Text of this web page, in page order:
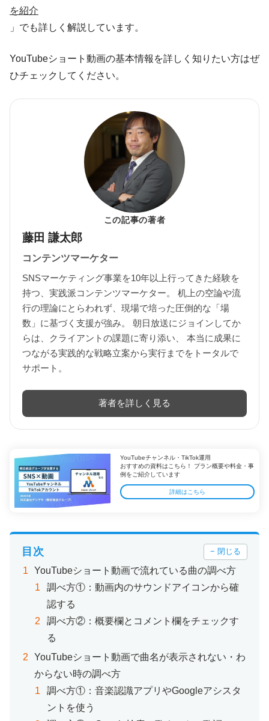
を紹介
」でも詳しく解説しています。
YouTubeショート動画の基本情報を詳しく知りたい方はぜ
ひチェックしてください。
この記事の著者
藤田 謙太郎
コンテンツマーケター
SNSマーケティング事業を10年以上行ってきた経験を
持つ、実践派コンテンツマーケター。 机上の空論や流
行の理論にとらわれず、現場で培った圧倒的な「場
数」に基づく支援が強み。 朝日放送にジョインしてか
らは、クライアントの課題に寄り添い、 本当に成果に
つながる実践的な戦略立案から実行までをトータルで
サポート。
著者を詳しく見る
YouTubeチャンネル・TikTok運用
おすすめの資料はこちら！ プラン概要や料金・事
例をご紹介しています
詳細はこちら
目次 − 閉じる
YouTubeショート動画で流れている曲の調べ方
調べ方①：動画内のサウンドアイコンから確
認する
調べ方②：概要欄とコメント欄をチェックす
る
YouTubeショート動画で曲名が表示されない・わ
からない時の調べ方
調べ方①：音楽認識アプリやGoogleアシスタ
ントを使う